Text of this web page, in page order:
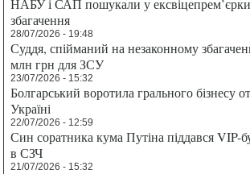
НАБУ і САП пошукали у
збагачення
28/07/2026 - 19:48
Суддя, спійманий на незаконному
млн грн для ЗСУ
23/07/2026 - 15:32
Болгарський воротила грального бізнесу
Україні
22/07/2026 - 12:59
Син соратника кума Путіна піддався VIP-
в СЗЧ
21/07/2026 - 15:32